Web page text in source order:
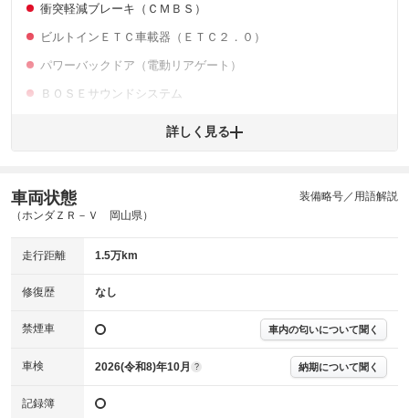
※購入時は必ず現車をご確認下さい。
衝突軽減ブレーキ（ＣＭＢＳ）
ビルトインＥＴＣ車載器（ＥＴＣ２．０）
パワーバックドア（電動リアゲート）
ＢＯＳＥサウンドシステム
ブラックレザーシート（黒革シート）
シーケンシャルウィンカー
９インチディスプレイナビ／地デジＴＶ
レーダークルーズコントロール
シートヒーター（運転席／助手席）
マルチビューカメラシステム（全周囲カメラ）
ワイヤレス充電（置き型充電）
詳しく見る
車両状態
（ホンダＺＲ－Ｖ 岡山県）
装備略号／用語解説
走行距離 1.5万km
修復歴 なし
禁煙車 車内の匂いについて聞く
車検 2026(令和8)年10月 ? 納期について聞く
記録簿